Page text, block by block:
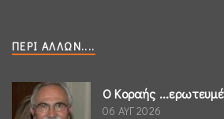
ΠΕΡΊ ΆΛΛΩΝ....
Ο Κοραής
06 ΑΥΓ 2026